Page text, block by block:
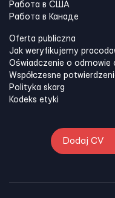
Работа в США
Работа в Канадe
Oferta publiczna
Jak weryfikujemy
Oświadczenie o odmowie
Współczesne
Polityka skarg
Kodeks etyki
Dodaj CV